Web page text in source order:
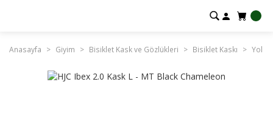
Anasayfa Giyim Bisiklet Kask ve Gözlükleri Bisiklet Kaskı Yol